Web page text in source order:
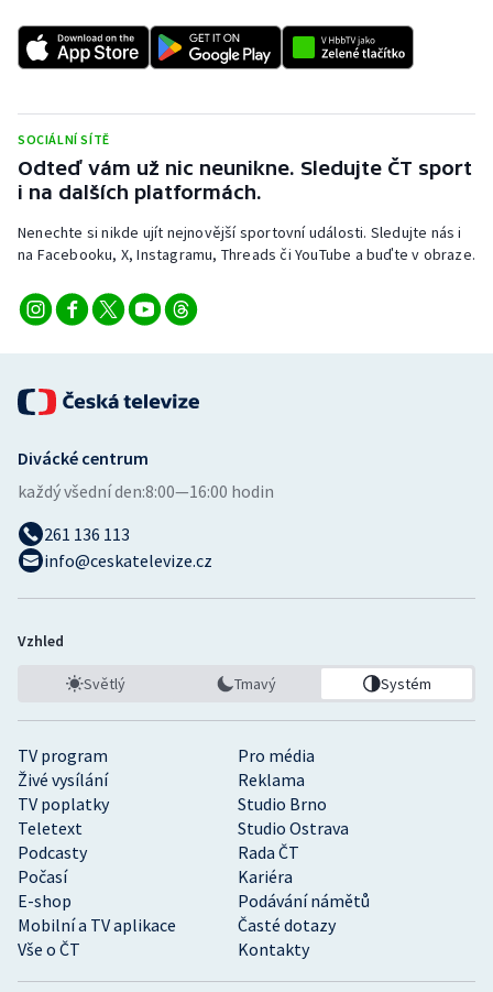
SOCIÁLNÍ SÍTĚ
Odteď vám už nic neunikne. Sledujte ČT sport
i na dalších platformách.
Nenechte si nikde ujít nejnovější sportovní události. Sledujte nás i
na Facebooku, X, Instagramu, Threads či YouTube a buďte v obraze.
TV program
Pro média
Živé vysílání
Reklama
TV poplatky
Studio Brno
Teletext
Studio Ostrava
Podcasty
Rada ČT
Počasí
Kariéra
E-shop
Podávání námětů
Mobilní a TV aplikace
Časté dotazy
Vše o ČT
Kontakty
Divácké centrum
každý všední den:8:00—16:00 hodin
261 136 113
info@ceskatelevize.cz
Vzhled
Světlý Tmavý Systém